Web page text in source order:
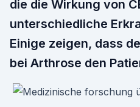
die die Wirkung von
unterschiedliche
Einige zeigen, dass
bei Arthrose den